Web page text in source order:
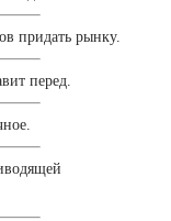
придать рынку.
перед.